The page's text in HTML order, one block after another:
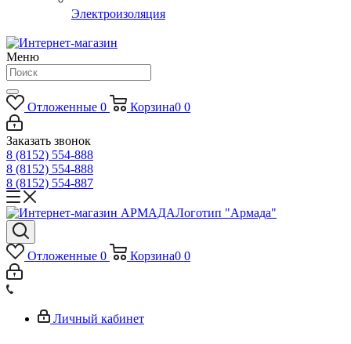
Электроизоляция
Меню
Отложенные 0 Корзина0 0
Заказать звонок
8 (8152) 554-888
8 (8152) 554-888
8 (8152) 554-887
Логотип "Армада"
Отложенные 0 Корзина0 0
Личный кабинет